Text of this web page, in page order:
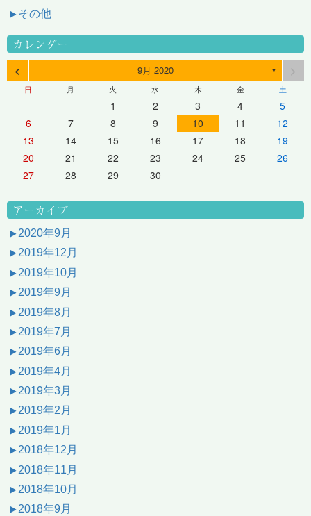
その他
カレンダー
< 9月 2020 ▼
日 月 火 水 木 金 土
1 2 3 4
5
6
7 8 9 10 11
12
13
14 15 16 17 18
19
20
21 22 23 24 25
26
27
28 29 30
アーカイブ
2020年9月
2019年12月
2019年10月
2019年9月
2019年8月
2019年7月
2019年6月
2019年4月
2019年3月
2019年2月
2019年1月
2018年12月
2018年11月
2018年10月
2018年9月